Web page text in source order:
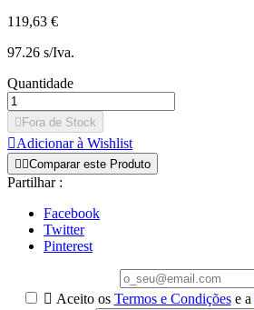
119,63 €
97.26 s/Iva.
Quantidade
 Fora de Stock
Adicionar à Wishlist
 Comparar este Produto
Partilhar :
Facebook
Twitter
Pinterest
 Aceito os Termos e Condiçõese a